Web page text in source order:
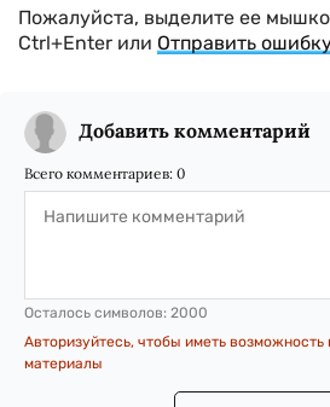
Пожалуйста, выделите ее
Ctrl+Enter или Отправить
Добавить комментарий
Всего комментариев: 0
Осталось символов: 2000
Авторизуйтесь, чтобы иметь возможность
материалы